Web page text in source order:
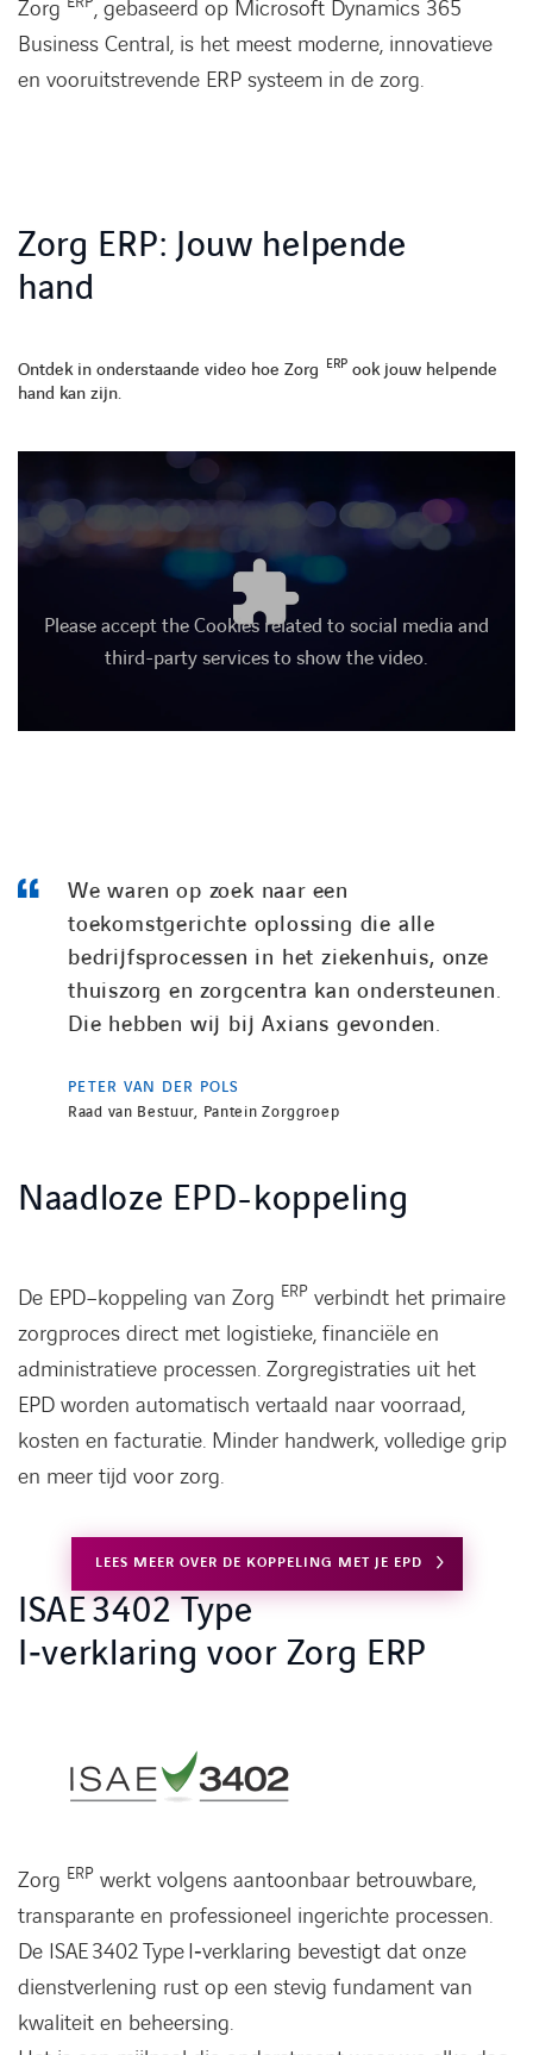
Zorg
, gebaseerd op Microsoft Dynamics 365
Business Central, is het meest moderne, innovatieve
en vooruitstrevende ERP systeem in de zorg.
Zorg ERP: Jouw helpende
hand
Ontdek in onderstaande video hoe Zorg ERP ook jouw helpende
hand kan zijn.
Please accept the Cookies related to social media and
third-party services to show the video.
We waren op zoek naar een
toekomstgerichte oplossing die alle
bedrijfsprocessen in het ziekenhuis, onze
thuiszorg en zorgcentra kan ondersteunen.
Die hebben wij bij Axians gevonden.
PETER VAN DER POLS
Raad van Bestuur, Pantein Zorggroep
Naadloze EPD-koppeling
De EPD–koppeling van Zorg ERP verbindt het primaire
zorgproces direct met logistieke, financiële en
administratieve processen. Zorgregistraties uit het
EPD worden automatisch vertaald naar voorraad,
kosten en facturatie. Minder handwerk, volledige grip
en meer tijd voor zorg.
LEES MEER OVER DE KOPPELING MET JE EPD
ISAE 3402 Type
I‑verklaring voor Zorg ERP
Zorg ERP werkt volgens aantoonbaar betrouwbare,
transparante en professioneel ingerichte processen.
De ISAE 3402 Type I‑verklaring bevestigt dat onze
dienstverlening rust op een stevig fundament van
kwaliteit en beheersing.